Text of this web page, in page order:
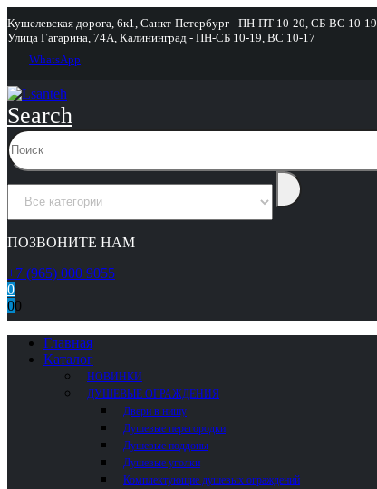
Кушелевская дорога, 6к1, Санкт-Петербург - ПН-ПТ 10-20, СБ-ВС 10-19
Улица Гагарина, 74А, Калининград - ПН-СБ 10-19, ВС 10-17
WhatsApp
Search
ПОЗВОНИТЕ НАМ
+7 (965) 000 9055
0
00
Главная
Каталог
НОВИНКИ
ДУШЕВЫЕ ОГРАЖДЕНИЯ
Двери в нишу
Душевые перегородки
Душевые поддоны
Душевые уголки
Комплектующие душевых ограждений